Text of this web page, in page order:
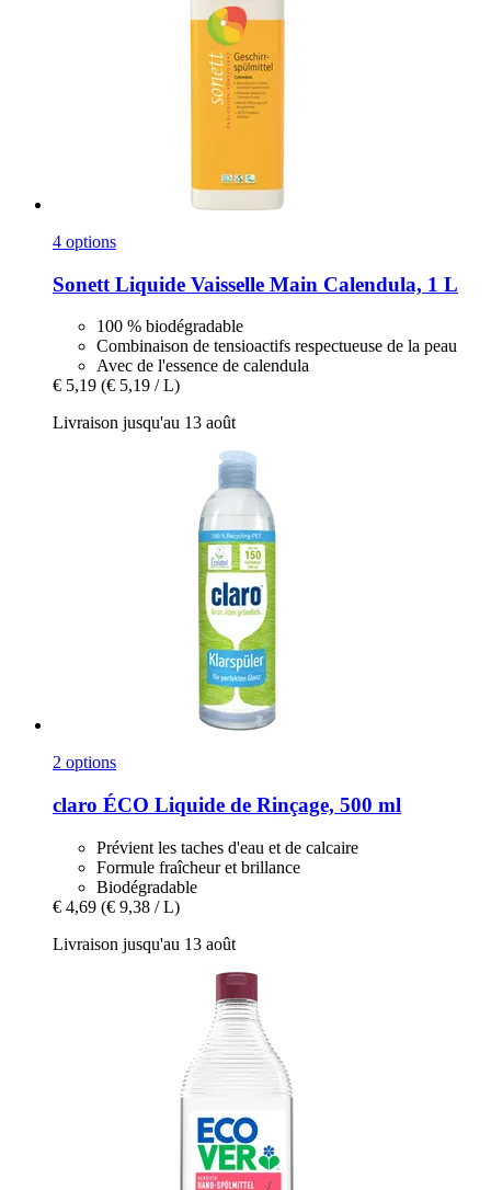
4 options
Sonett Liquide Vaisselle Main Calendula, 1 L
100 % biodégradable
Combinaison de tensioactifs respectueuse de la peau
Avec de l'essence de calendula
€ 5,19 (€ 5,19 / L)
Livraison jusqu'au 13 août
2 options
claro ÉCO Liquide de Rinçage, 500 ml
Prévient les taches d'eau et de calcaire
Formule fraîcheur et brillance
Biodégradable
€ 4,69 (€ 9,38 / L)
Livraison jusqu'au 13 août